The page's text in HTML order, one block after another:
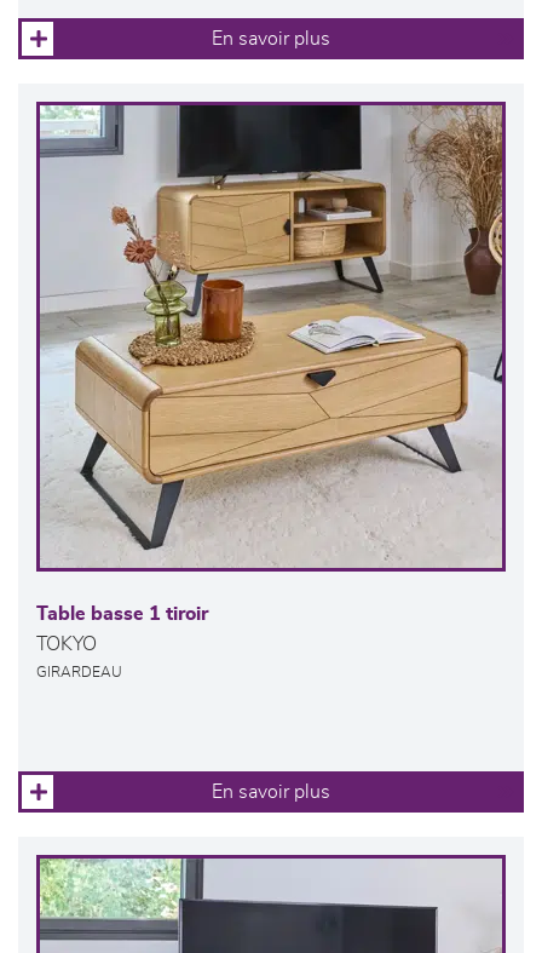
En savoir plus
Table basse 1 tiroir
TOKYO
GIRARDEAU
En savoir plus